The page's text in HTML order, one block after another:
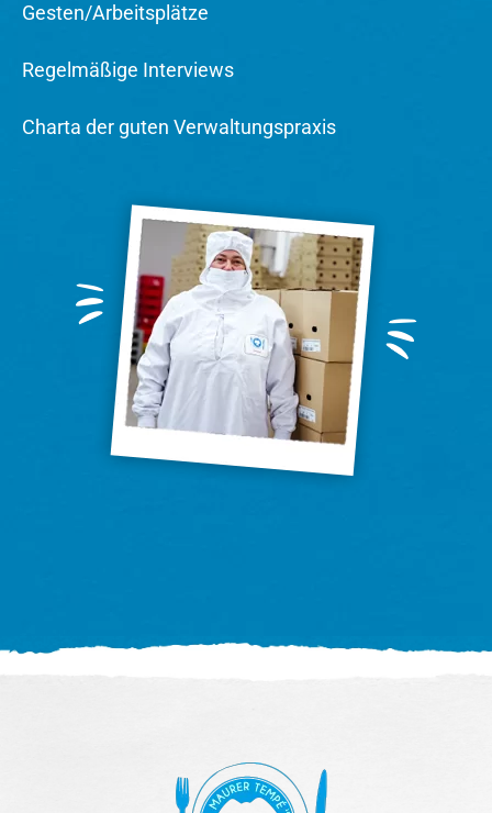
Gesten/Arbeitsplätze
Regelmäßige Interviews
Charta der guten Verwaltungspraxis